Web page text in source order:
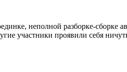
неполной разборке-
участники проявили себя